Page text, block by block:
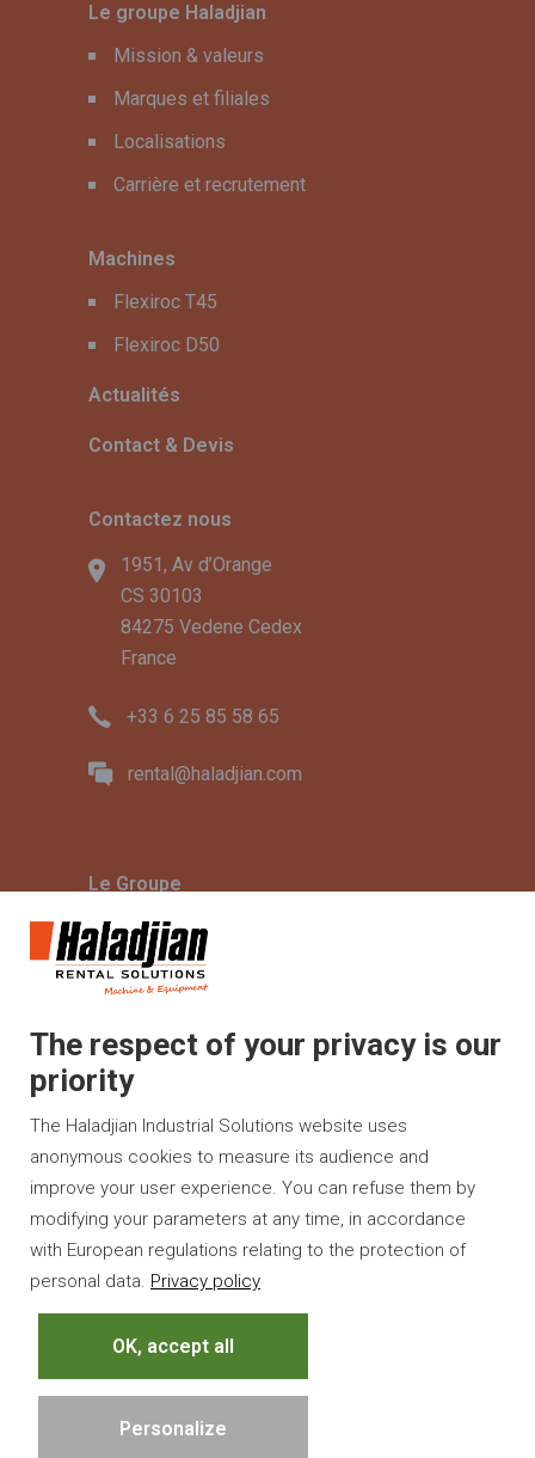
Le groupe Haladjian
Mission & valeurs
Marques et filiales
Localisations
Carrière et recrutement
Machines
Flexiroc T45
Flexiroc D50
Actualités
Contact & Devis
Contactez nous
1951, Av d’Orange
CS 30103
84275 Vedene Cedex
France
+33 6 25 85 58 65
rental@haladjian.com
Le Groupe
Le Groupe Haladjian
Haladjian Mining
Haladjian Industrial Solutions
Haladjian Drilling Solutions
Haladjian Construction
Haladjian Waste & Recycling
©Haladjian |Mentions Légales
The respect of your privacy is our
priority
The Haladjian Industrial Solutions website uses
anonymous cookies to measure its audience and
improve your user experience. You can refuse them by
modifying your parameters at any time, in accordance
with European regulations relating to the protection of
personal data. Privacy policy
OK, accept all
Personalize